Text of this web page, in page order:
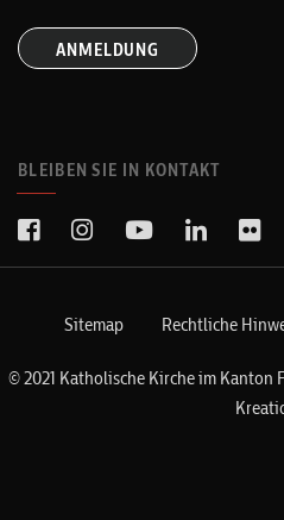
ANMELDUNG
BLEIBEN SIE IN KONTAKT
Sitemap Rechtliche
© 2021 Katholische Kirche im Kanton